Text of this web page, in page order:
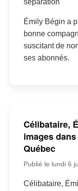
Émily Bégin a
bonne
suscitant de
ses abonnés.
Célibataire,
images
Québec
Publié le lundi 6
Célibataire,